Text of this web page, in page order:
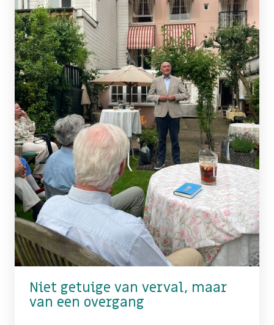
Niet getuige van verval, maar
van een overgang